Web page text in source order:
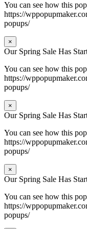
You can see how this
https://
popups/
×
Our Spring Sale Has
You can see how this
https://
popups/
×
Our Spring Sale Has
You can see how this
https://
popups/
×
Our Spring Sale Has
You can see how this
https://
popups/